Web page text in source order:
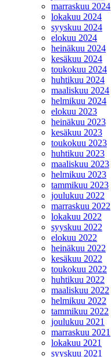
marraskuu 2024
lokakuu 2024
syyskuu 2024
elokuu 2024
heinäkuu 2024
kesäkuu 2024
toukokuu 2024
huhtikuu 2024
maaliskuu 2024
helmikuu 2024
elokuu 2023
heinäkuu 2023
kesäkuu 2023
toukokuu 2023
huhtikuu 2023
maaliskuu 2023
helmikuu 2023
tammikuu 2023
joulukuu 2022
marraskuu 2022
lokakuu 2022
syyskuu 2022
elokuu 2022
heinäkuu 2022
kesäkuu 2022
toukokuu 2022
huhtikuu 2022
maaliskuu 2022
helmikuu 2022
tammikuu 2022
joulukuu 2021
marraskuu 2021
lokakuu 2021
syyskuu 2021